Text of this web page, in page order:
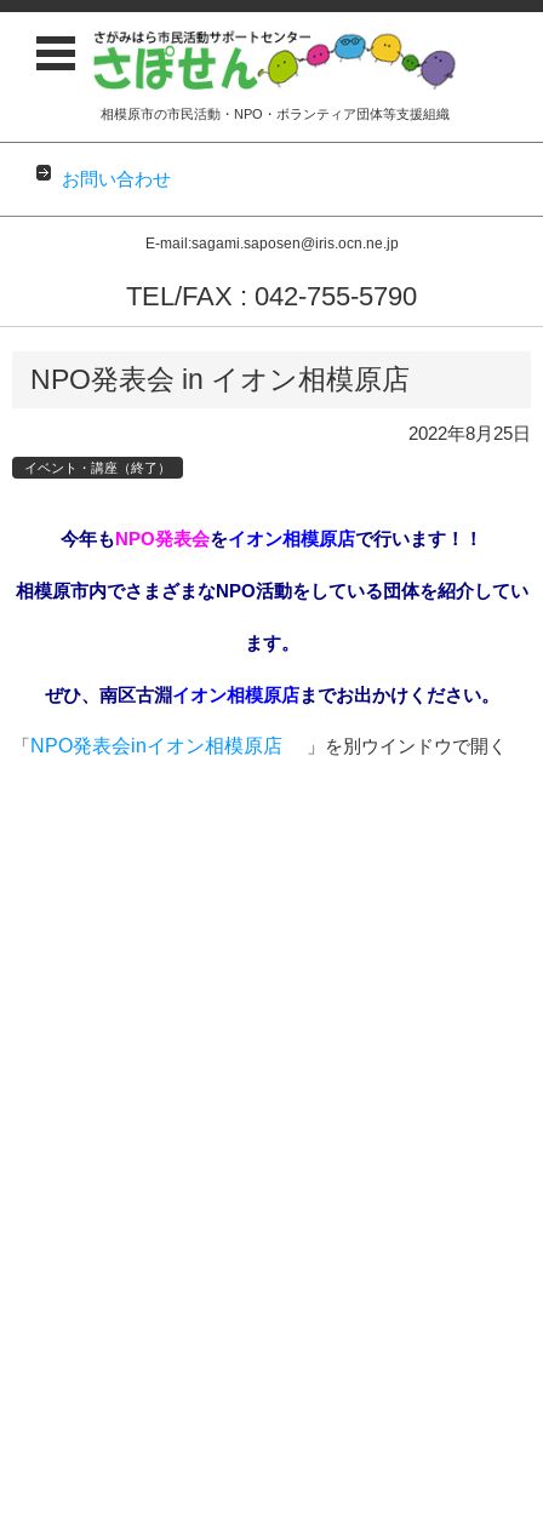
相模原市の市民活動・NPO・ボランティア団体等支援組織
お問い合わせ
E-mail:sagami.saposen@iris.ocn.ne.jp
TEL/FAX : 042-755-5790
コンテンツに移動
NPO発表会 in イオン相模原店
2022年8月25日
イベント・講座（終了）
今年もNPO発表会をイオン相模原店で行います！！
相模原市内でさまざまなNPO活動をしている団体を紹介してい
ます。
ぜひ、南区古淵イオン相模原店までお出かけください。
「NPO発表会inイオン相模原店 」を別ウインドウで開く